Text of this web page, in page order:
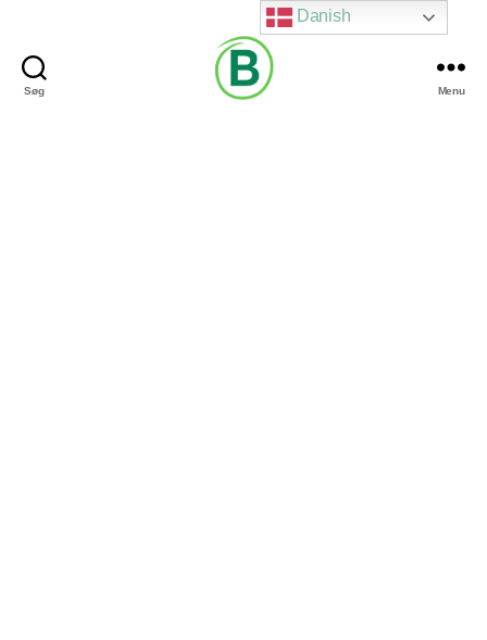
Søg Menu
Danish